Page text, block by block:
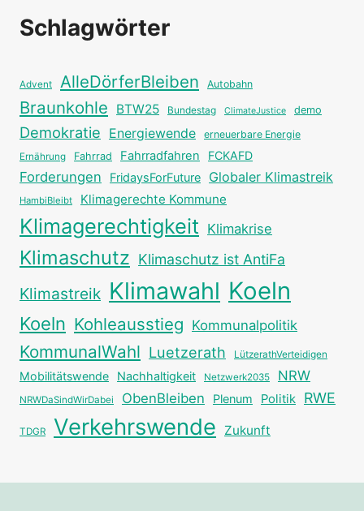
Schlagwörter
Advent AlleDörferBleiben Autobahn
Braunkohle BTW25 Bundestag ClimateJustice demo
Demokratie Energiewende erneuerbare Energie
Ernährung Fahrrad Fahrradfahren FCKAFD
Forderungen FridaysForFuture Globaler Klimastreik
HambiBleibt Klimagerechte Kommune
Klimagerechtigkeit Klimakrise
Klimaschutz Klimaschutz ist AntiFa
Klimastreik Klimawahl Koeln
Koeln Kohleausstieg Kommunalpolitik
KommunalWahl Luetzerath LützerathVerteidigen
Mobilitätswende Nachhaltigkeit Netzwerk2035 NRW
NRWDaSindWirDabei ObenBleiben Plenum Politik RWE
TDGR Verkehrswende Zukunft